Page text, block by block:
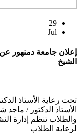
29
Jul
إعلان جامعة دمنهور
الشيخ
تحت رعاية الأستاذ
الأستاذ الدكتور /
والطلاب تنظم إدارة
لرعاية الطلاب